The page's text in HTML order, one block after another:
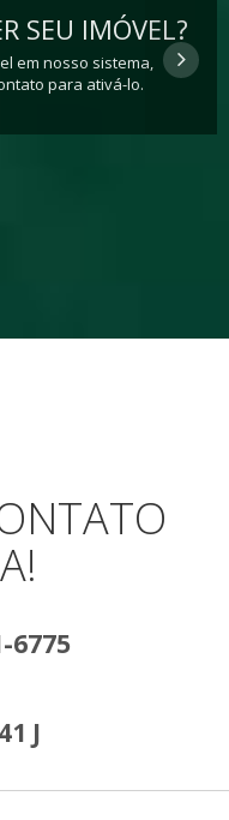
SEU IMÓVEL?
em nosso sistema,
para ativá-lo.
6775
J